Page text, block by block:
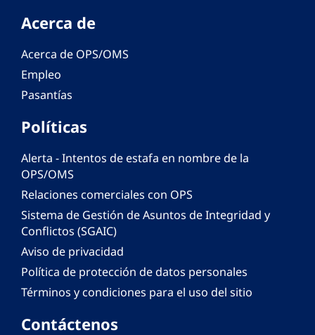
Acerca de
Acerca de OPS/OMS
Empleo
Pasantías
Políticas
Alerta - Intentos de estafa en nombre de la
OPS/OMS
Relaciones comerciales con OPS
Sistema de Gestión de Asuntos de Integridad y
Conflictos (SGAIC)
Aviso de privacidad
Política de protección de datos personales
Términos y condiciones para el uso del sitio
Contáctenos